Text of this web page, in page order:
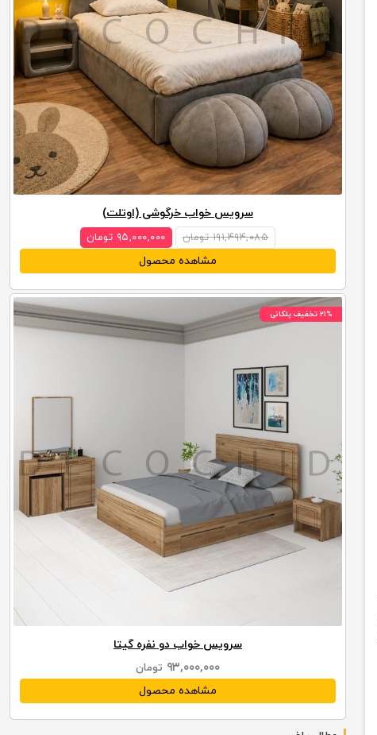
سرویس خواب خرگوشی (اوتلت)
۱۹۱,۴۹۴,۰۸۵ تومان ۹۵,۰۰۰,۰۰۰ تومان
مشاهده محصول
۲۱% تخفیف پلکانی
سرویس خواب دو نفره گیتا
۹۳,۰۰۰,۰۰۰ تومان
مشاهده محصول